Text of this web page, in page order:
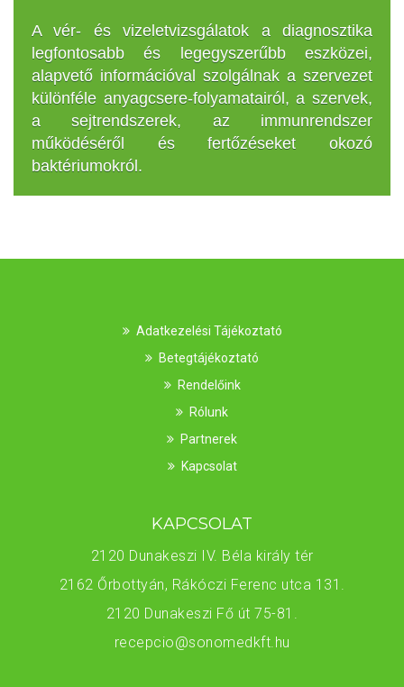
A vér- és vizeletvizsgálatok a diagnosztika
legfontosabb és legegyszerűbb eszközei,
alapvető információval szolgálnak a szervezet
különféle anyagcsere-folyamatairól, a szervek,
a sejtrendszerek, az immunrendszer
működéséről és fertőzéseket okozó
baktériumokról.
Adatkezelési Tájékoztató
Betegtájékoztató
Rendelőink
Rólunk
Partnerek
Kapcsolat
KAPCSOLAT
2120 Dunakeszi IV. Béla király tér
2162 Őrbottyán, Rákóczi Ferenc utca 131.
2120 Dunakeszi Fő út 75-81.
recepcio@sonomedkft.hu